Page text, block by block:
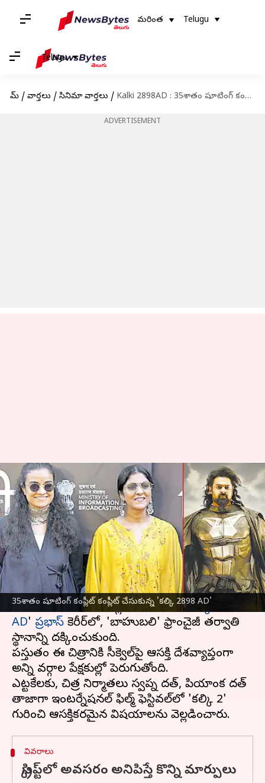
మరింత Telugu
Telugu
హోమ్ / వార్తలు / సినిమా వార్తలు / Kalki 2898AD : 35శాతం షూటింగ్‌ కంప్లీట్‌ కంప్లీట్ చేసుకున్న 'కల్కి 2898 AD'
ADVERTISEMENT
35శాతం షూటింగ్‌ కంప్లీట్‌ కంప్లీట్ చేసుకున్న 'కల్కి 2898 AD'
Kalki 2898AD : 35శాతం షూటింగ్‌
కంప్లీట్‌ కంప్లీట్ చేసుకున్న 'కల్కి
2898 AD'
వ్రాసిన వారు Sirish Praharaju Nov 26, 2024 09:31 am
ఈ వార్తాకథనం ఏంటి
ప్రపంచవ్యాప్తంగా సుమారు 12వందల కోట్ల
రూపాయల భారీ వసూళ్లను సాధించిన 'కల్కి 2898
AD' ప్రభాస్‌ కెరీర్‌లో, 'బాహుబలి' ఫ్రాంచైజీ తర్వాతి
స్థానాన్ని దక్కించుకుంది.
ప్రస్తుతం ఈ చిత్రానికి సీక్వెల్‌పై ఆసక్తి దేశవ్యాప్తంగా
అన్ని వర్గాల ప్రేక్షకుల్లో పెరుగుతోంది.
ఎట్టకేలకు, చిత్ర నిర్మాతలు స్వప్న దత్‌, ప్రియాంక దత్‌
తాజాగా ఇంటర్నేషనల్‌ ఫిల్మ్‌ ఫెస్టివల్‌లో 'కల్కి 2'
వివరాలు
స్క్రిప్ట్‌లో అవసరం అనిపిస్తే కొన్ని మార్పులు